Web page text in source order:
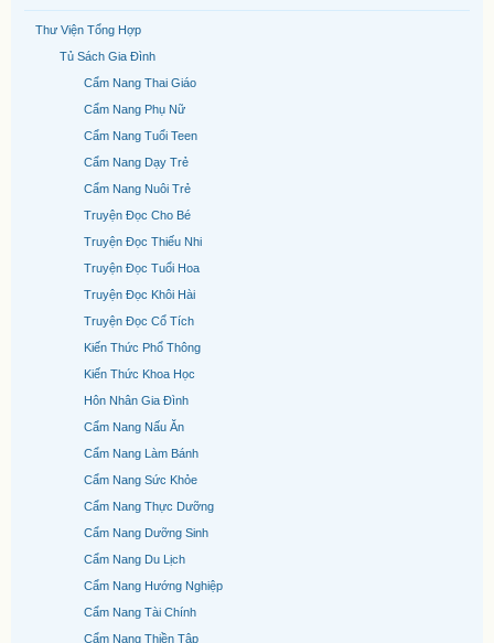
Thư Viện Tổng Hợp
Tủ Sách Gia Đình
Cẩm Nang Thai Giáo
Cẩm Nang Phụ Nữ
Cẩm Nang Tuổi Teen
Cẩm Nang Dạy Trẻ
Cẩm Nang Nuôi Trẻ
Truyện Đọc Cho Bé
Truyện Đọc Thiếu Nhi
Truyện Đọc Tuổi Hoa
Truyện Đọc Khôi Hài
Truyện Đọc Cổ Tích
Kiến Thức Phổ Thông
Kiến Thức Khoa Học
Hôn Nhân Gia Đình
Cẩm Nang Nấu Ăn
Cẩm Nang Làm Bánh
Cẩm Nang Sức Khỏe
Cẩm Nang Thực Dưỡng
Cẩm Nang Dưỡng Sinh
Cẩm Nang Du Lịch
Cẩm Nang Hướng Nghiệp
Cẩm Nang Tài Chính
Cẩm Nang Thiền Tập